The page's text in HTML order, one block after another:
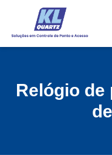
Relógio de